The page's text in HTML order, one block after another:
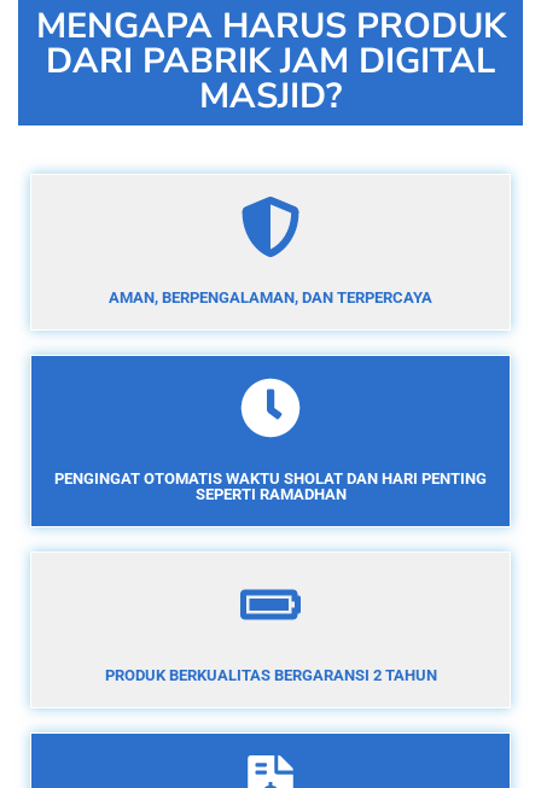
MENGAPA HARUS PRODUK
DARI PABRIK JAM DIGITAL
MASJID?
AMAN, BERPENGALAMAN, DAN TERPERCAYA
PENGINGAT OTOMATIS WAKTU SHOLAT DAN HARI PENTING
SEPERTI RAMADHAN
PRODUK BERKUALITAS BERGARANSI 2 TAHUN